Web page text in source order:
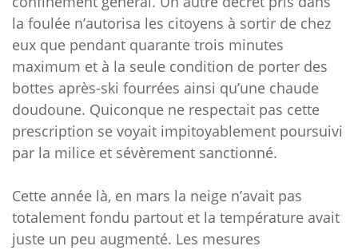
la foulée n’autorisa les citoyens à sortir de chez
eux que pendant quarante trois minutes
maximum et à la seule condition de porter des
bottes après-ski fourrées ainsi qu’une chaude
doudoune. Quiconque ne respectait pas cette
prescription se voyait impitoyablement poursuivi
par la milice et sévèrement sanctionné.
Cette année là, en mars la neige n’avait pas
totalement fondu partout et la température avait
juste un peu augmenté. Les mesures